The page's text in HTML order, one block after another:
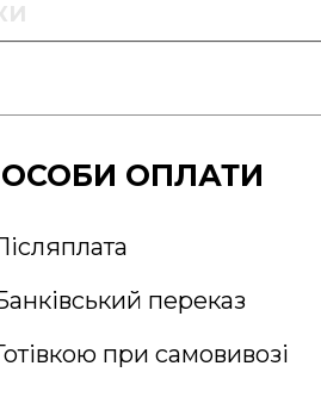
ОПЛАТИ
переказ
при самовивозі